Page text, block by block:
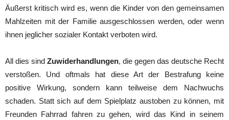
Äußerst kritisch wird es, wenn die Kinder von den gemeinsamen
Mahlzeiten mit der Familie ausgeschlossen werden, oder wenn
ihnen jeglicher sozialer Kontakt verboten wird.
All dies sind Zuwiderhandlungen, die gegen das deutsche Recht
verstoßen. Und oftmals hat diese Art der Bestrafung keine
positive Wirkung, sondern kann teilweise dem Nachwuchs
schaden. Statt sich auf dem Spielplatz austoben zu können, mit
Freunden Fahrrad fahren zu gehen, wird das Kind in seinem